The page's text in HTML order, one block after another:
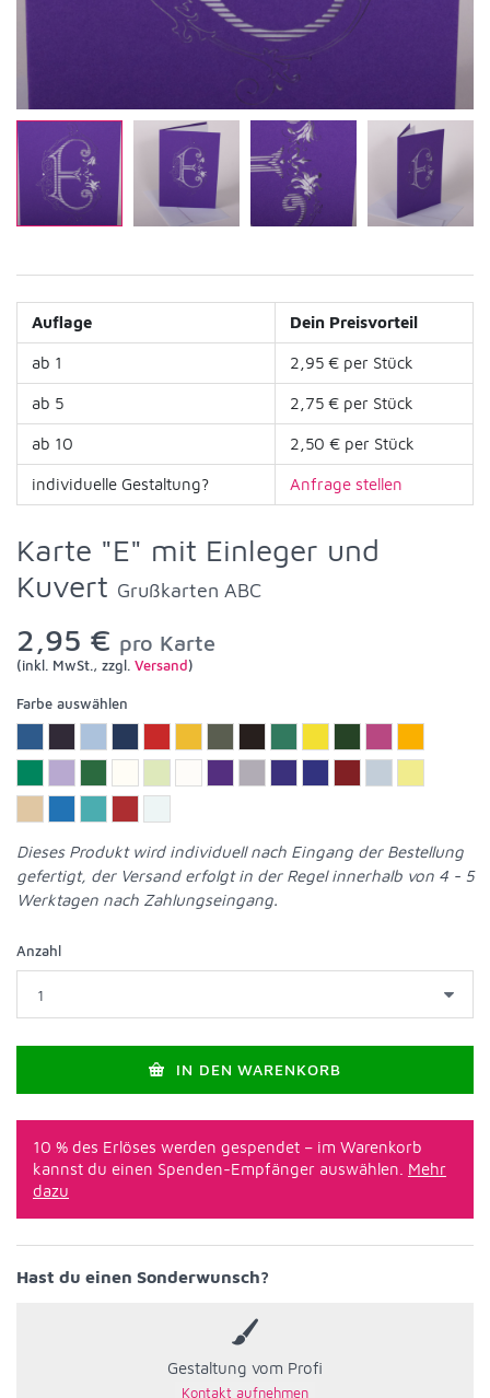
Auflage Dein Preisvorteil
ab 1 2,95 € per Stück
ab 5 2,75 € per Stück
ab 10 2,50 € per Stück
individuelle Gestaltung? Anfrage stellen
Karte "E" mit Einleger und
Kuvert Grußkarten ABC
2,95 € pro Karte
(inkl. MwSt., zzgl. Versand)
Farbe auswählen
Dieses Produkt wird individuell nach Eingang der Bestellung
gefertigt, der Versand erfolgt in der Regel innerhalb von 4 - 5
Werktagen nach Zahlungseingang.
Anzahl
IN DEN WARENKORB
10 % des Erlöses werden gespendet – im Warenkorb
kannst du einen Spenden-Empfänger auswählen. Mehr
dazu
Hast du einen Sonderwunsch?
Gestaltung vom Profi